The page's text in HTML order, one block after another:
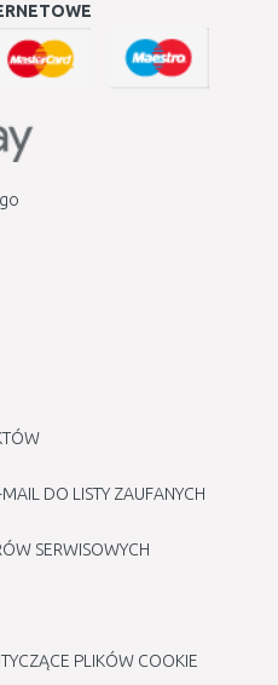
DO LISTY ZAUFANYCH
SERWISOWYCH
PLIKÓW COOKIE